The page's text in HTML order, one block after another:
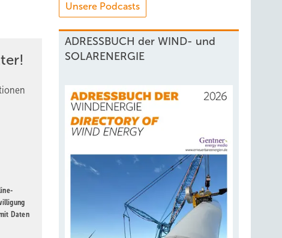
Daten
Unsere Podcasts
ADRESSBUCH der WIND- und
SOLARENERGIE